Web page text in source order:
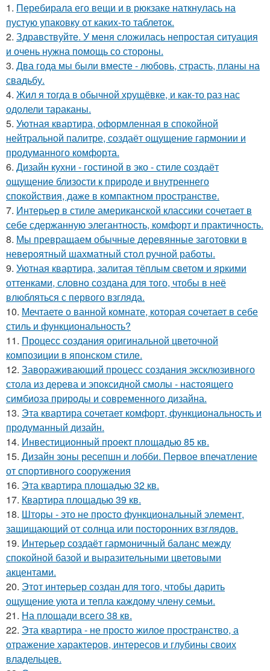
1. Перебирала его вещи и в рюкзаке наткнулась на
пустую упаковку от каких-то таблеток.
2. Здравствуйте. У меня сложилась непростая ситуация
и очень нужна помощь со стороны.
3. Два года мы были вместе - любовь, страсть, планы на
свадьбу.
4. Жил я тогда в обычной хрущёвке, и как-то раз нас
одолели тараканы.
5. Уютная квартира, оформленная в спокойной
нейтральной палитре, создаёт ощущение гармонии и
продуманного комфорта.
6. Дизайн кухни - гостиной в эко - стиле создаёт
ощущение близости к природе и внутреннего
спокойствия, даже в компактном пространстве.
7. Интерьер в стиле американской классики сочетает в
себе сдержанную элегантность, комфорт и практичность.
8. Мы превращаем обычные деревянные заготовки в
невероятный шахматный стол ручной работы.
9. Уютная квартира, залитая тёплым светом и яркими
оттенками, словно создана для того, чтобы в неё
влюбляться с первого взгляда.
10. Мечтаете о ванной комнате, которая сочетает в себе
стиль и функциональность?
11. Процесс создания оригинальной цветочной
композиции в японском стиле.
12. Завораживающий процесс создания эксклюзивного
стола из дерева и эпоксидной смолы - настоящего
симбиоза природы и современного дизайна.
13. Эта квартира сочетает комфорт, функциональность и
продуманный дизайн.
14. Инвестиционный проект площадью 85 кв.
15. Дизайн зоны ресепшн и лобби. Первое впечатление
от спортивного сооружения
16. Эта квартира площадью 32 кв.
17. Квартира площадью 39 кв.
18. Шторы - это не просто функциональный элемент,
защищающий от солнца или посторонних взглядов.
19. Интерьер создаёт гармоничный баланс между
спокойной базой и выразительными цветовыми
акцентами.
20. Этот интерьер создан для того, чтобы дарить
ощущение уюта и тепла каждому члену семьи.
21. На площади всего 38 кв.
22. Эта квартира - не просто жилое пространство, а
отражение характеров, интересов и глубины своих
владельцев.